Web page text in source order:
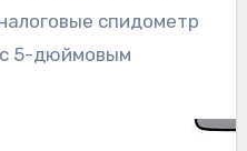
спидометр
5-дюймовым